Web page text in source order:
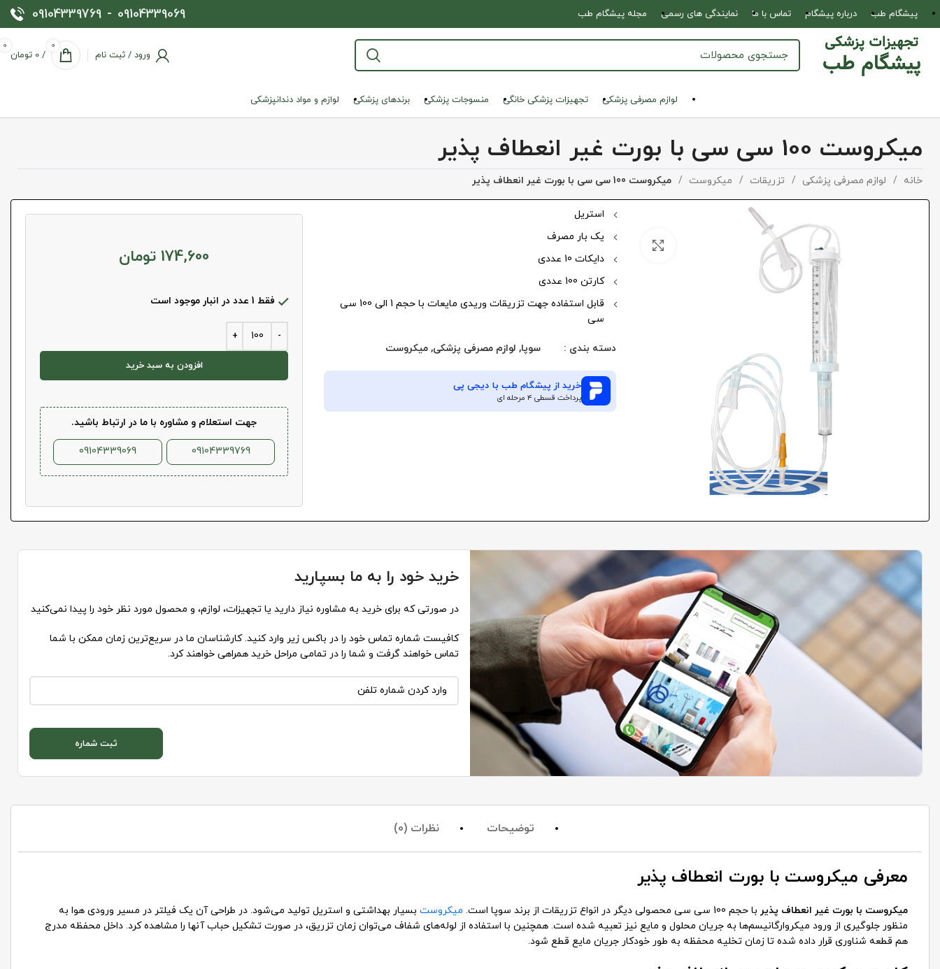
پیشگام طب درباره پیشگام تماس با ما نمایندگی های رسمی مجله پیشگام طب 09104339769 - 09104339069
ورود / ثبت نام
0
0
/
0 تومان
لوازم مصرفی پزشکی تجهیزات پزشکی خانگی منسوجات پزشکی برندهای پزشکی لوازم و مواد دندانپزشکی
میکروست 100 سی سی با بورت غیر انعطاف پذیر
خانه لوازم مصرفی پزشکی تزریقات میکروست میکروست 100 سی سی با بورت غیر انعطاف پذیر
بزرگنمایی تصویر
استریل
یک بار مصرف
دایکات 10 عددی
کارتن 100 عددی
قابل استفاده جهت تزریقات وریدی مایعات با حجم 1 الی 100 سی
سی
دسته بندی : سوپا, لوازم مصرفی پزشکی,میکروست
خرید از پیشگام طب با دیجی پی
پرداخت قسطی ۴ مرحله ای
174,600 تومان
فقط 1 عدد در انبار موجود است
افزودن به سبد خرید
جهت استعلام و مشاوره با ما در ارتباط باشید.
09104339769
09104339069
خرید خود را به ما بسپارید
در صورتی که برای خرید به مشاوره نیاز دارید یا تجهیزات، لوازم، و محصول مورد نظر خود را پیدا نمی‌کنید
کافیست شماره تماس خود را در باکس زیر وارد کنید. کارشناسان ما در سریع‌ترین زمان ممکن با شما
تماس خواهند گرفت و شما را در تمامی مراحل خرید همراهی خواهند کرد.
ثبت شماره
توضیحات نظرات (0)
معرفی میکروست با بورت انعطاف پذیر
میکروست با بورت غیر انعطاف پذیر با حجم 100 سی سی محصولی دیگر در انواع تزریقات از برند سوپا است. میکروست بسیار بهداشتی و استریل تولید می‌شود. در طراحی آن یک فیلتر در مسیر ورودی هوا به
منظور جلوگیری از ورود میکروارگانیسم‌ها به جریان محلول و مایع نیز تعبیه شده است. همچنین با استفاده از لوله‌های شفاف می‌توان زمان تزریق، در صورت تشکیل حباب آنها را مشاهده کرد. داخل محفظه مدرج
هم قطعه شناوری قرار داده شده تا زمان تخلیه محفظه به طور خودکار جریان مایع قطع شود.